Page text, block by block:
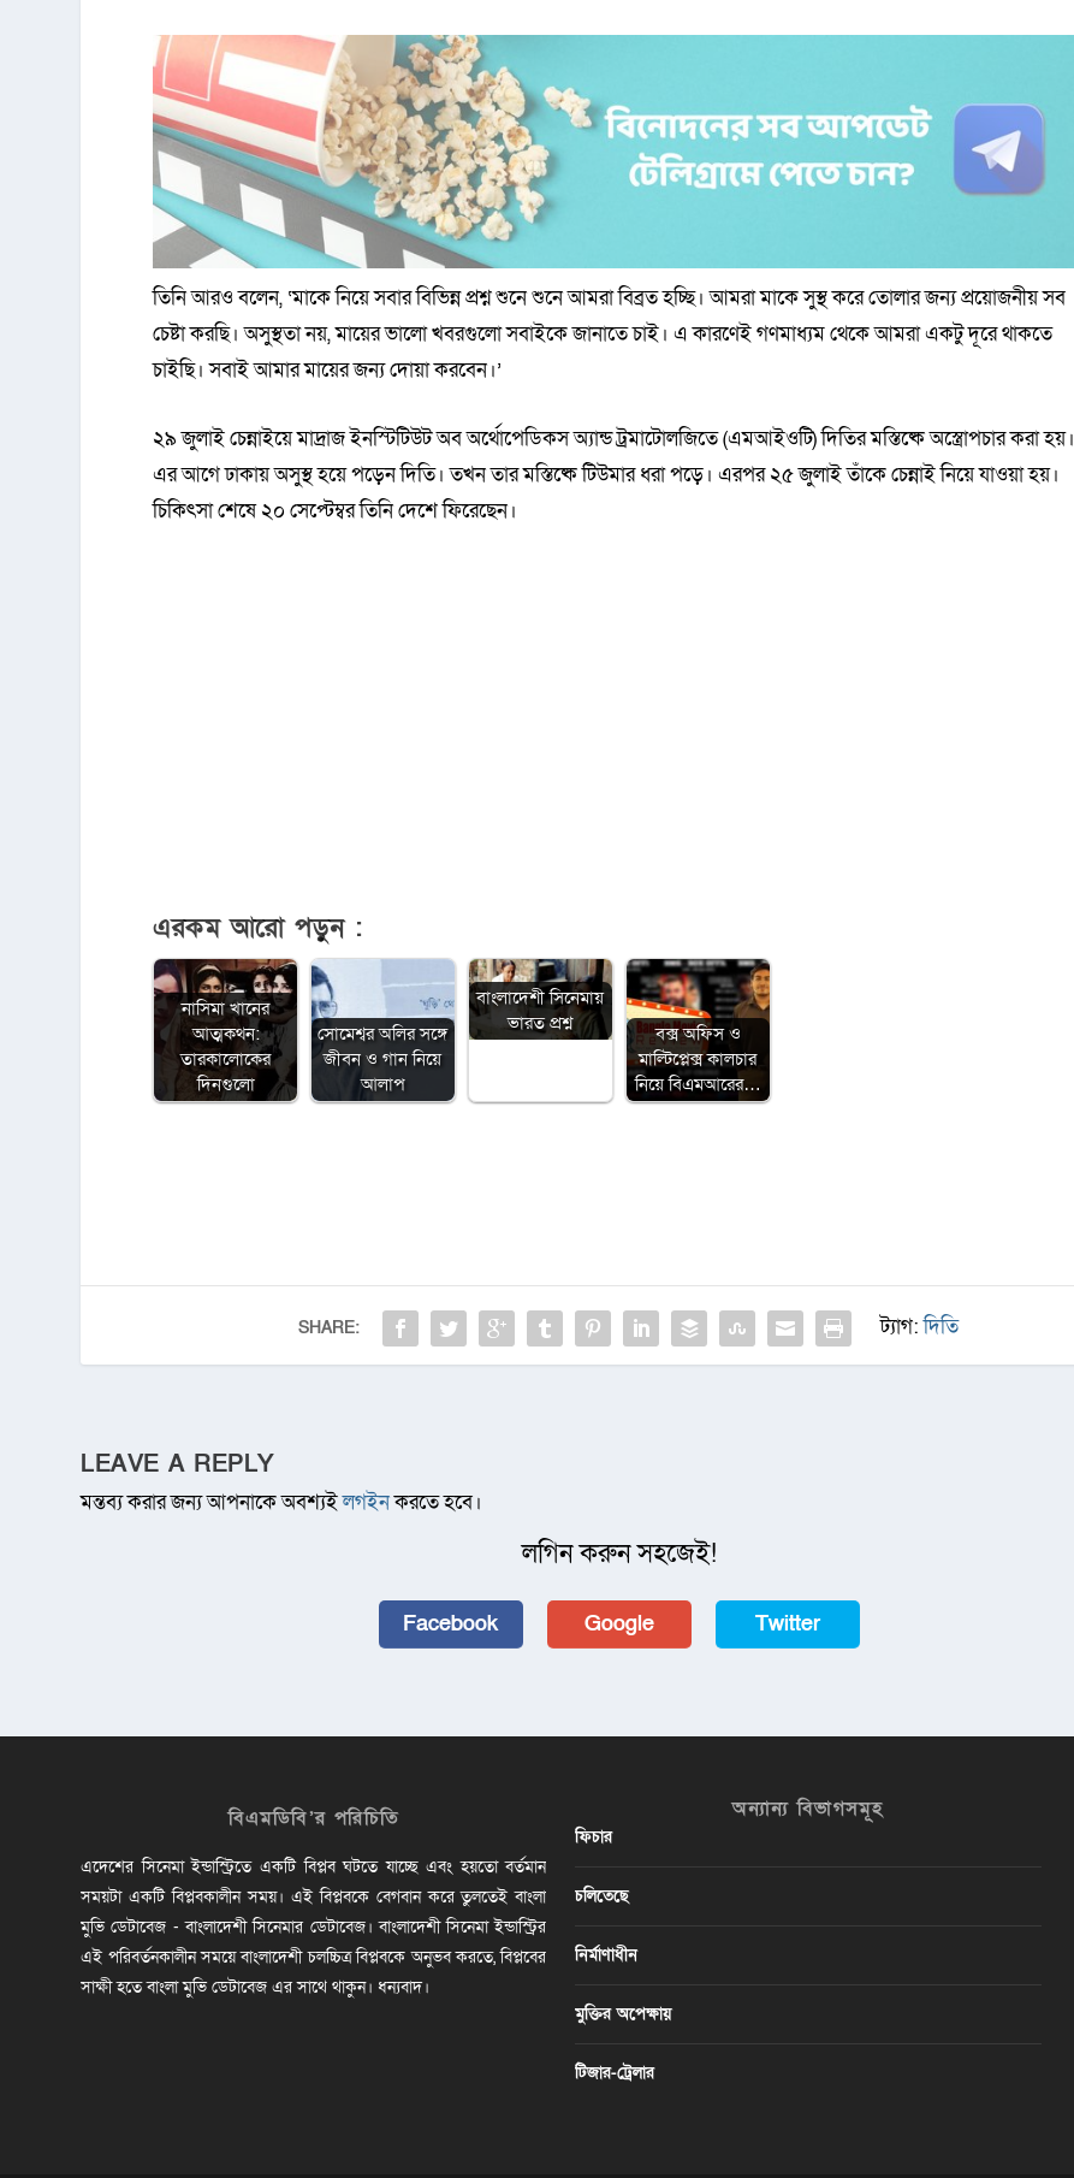
তিনি আরও বলেন, ‘মাকে নিয়ে সবার বিভিন্ন প্রশ্ন শুনে শুনে আমরা বিব্রত হচ্ছি। আমরা মাকে সুস্থ করে তোলার জন্য প্রয়োজনীয় সব
চেষ্টা করছি। অসুস্থতা নয়, মায়ের ভালো খবরগুলো সবাইকে জানাতে চাই। এ কারণেই গণমাধ্যম থেকে আমরা একটু দূরে থাকতে
চাইছি। সবাই আমার মায়ের জন্য দোয়া করবেন।’
২৯ জুলাই চেন্নাইয়ে মাদ্রাজ ইনস্টিটিউট অব অর্থোপেডিকস অ্যান্ড ট্রমাটোলজিতে (এমআইওটি) দিতির মস্তিষ্কে অস্ত্রোপচার করা হয়।
এর আগে ঢাকায় অসুস্থ হয়ে পড়েন দিতি। তখন তার মস্তিষ্কে টিউমার ধরা পড়ে। এরপর ২৫ জুলাই তাঁকে চেন্নাই নিয়ে যাওয়া হয়।
চিকিৎসা শেষে ২০ সেপ্টেম্বর তিনি দেশে ফিরেছেন।
এরকম আরো পড়ুন :
নাসিমা খানের
আত্মকথন:
তারকালোকের
দিনগুলো
সোমেশ্বর অলির সঙ্গে
জীবন ও গান নিয়ে
আলাপ
বাংলাদেশী সিনেমায়
ভারত প্রশ্ন
বক্স অফিস ও
মাল্টিপ্লেক্স কালচার
নিয়ে বিএমআরের…
SHARE: ট্যাগ:দিতি
LEAVE A REPLY
মন্তব্য করার জন্য আপনাকে অবশ্যইলগইনকরতে হবে।
লগিন করুন সহজেই!
Facebook Google Twitter
বিএমডিবি’র পরিচিতি
এদেশের সিনেমা ইন্ডাস্ট্রিতে একটি বিপ্লব ঘটতে যাচ্ছে এবং হয়তো বর্তমান
সময়টা একটি বিপ্লবকালীন সময়। এই বিপ্লবকে বেগবান করে তুলতেই বাংলা
মুভি ডেটাবেজ - বাংলাদেশী সিনেমার ডেটাবেজ। বাংলাদেশী সিনেমা ইন্ডাস্ট্রির
এই পরিবর্তনকালীন সময়ে বাংলাদেশী চলচ্চিত্র বিপ্লবকে অনুভব করতে, বিপ্লবের
সাক্ষী হতে বাংলা মুভি ডেটাবেজ এর সাথে থাকুন। ধন্যবাদ।
অন্যান্য বিভাগসমূহ
ফিচার
চলিতেছে
নির্মাণাধীন
মুক্তির অপেক্ষায়
টিজার-ট্রেলার